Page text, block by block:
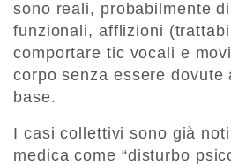
sono reali, probabilmente
funzionali, afflizioni
comportare tic vocali e
corpo senza essere dovute
base.
I casi collettivi sono già
medica come “disturbo